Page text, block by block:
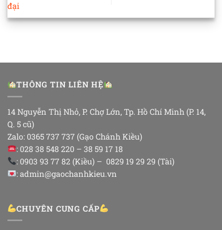
đại
THÔNG TIN LIÊN HỆ
14 Nguyễn Thị Nhỏ, P. Chợ Lớn, Tp. Hồ Chí Minh (P. 14,
Q. 5 cũ)
Zalo: 0365 737 737 (Gạo Chánh Kiều)
: 028 38 548 220 – 38 59 17 18
: 0903 93 77 82 (Kiều) – 0829 19 29 29 (Tài)
: admin@gaochanhkieu.vn
CHUYÊN CUNG CẤP